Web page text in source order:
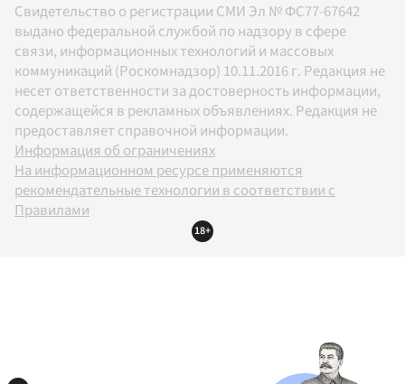
Свидетельство о регистрации СМИ Эл № ФС77-67642
выдано федеральной службой по надзору в сфере
связи, информационных технологий и массовых
коммуникаций (Роскомнадзор) 10.11.2016 г. Редакция не
несет ответственности за достоверность информации,
содержащейся в рекламных объявлениях. Редакция не
предоставляет справочной информации.
Информация об ограничениях
На информационном ресурсе применяются
рекомендательные технологии в соответствии с
Правилами
18+